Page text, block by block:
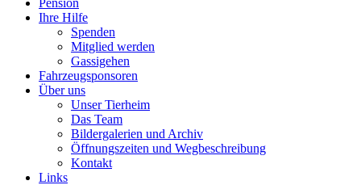
Pension
Ihre Hilfe
Spenden
Mitglied werden
Gassigehen
Fahrzeugsponsoren
Über uns
Unser Tierheim
Das Team
Bildergalerien und Archiv
Öffnungszeiten und Wegbeschreibung
Kontakt
Links